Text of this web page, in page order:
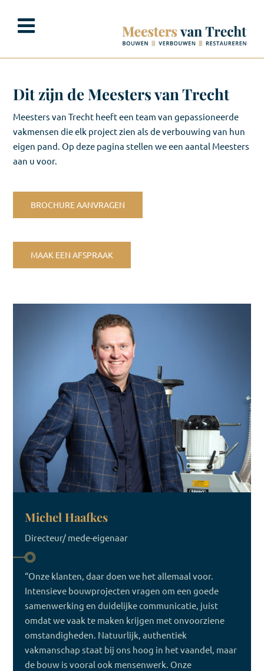
inhoud
Dit zijn de Meesters van Trecht
Meesters van Trecht heeft een team van gepassioneerde
vakmensen die elk project zien als de verbouwing van hun
eigen pand. Op deze pagina stellen we een aantal Meesters
aan u voor.
BROCHURE AANVRAGEN
MAAK EEN AFSPRAAK
Michel Haafkes
Directeur/ mede-eigenaar
“Onze klanten, daar doen we het allemaal voor.
Intensieve bouwprojecten vragen om een goede
samenwerking en duidelijke communicatie, juist
omdat we vaak te maken krijgen met onvoorziene
omstandigheden. Natuurlijk, authentiek
vakmanschap staat bij ons hoog in het vaandel, maar
de bouw is vooral ook mensenwerk. Onze